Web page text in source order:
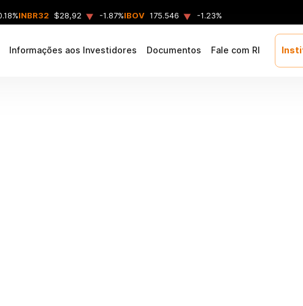
INBR32 $28,92 ▲ -1.87%IBOV 175.546 ▲ -1.23%
Informações aos Investidores Documentos Fale com RI